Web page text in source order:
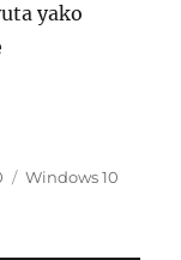
yako
Tags
Windows 10